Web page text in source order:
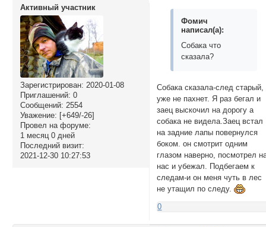
Активный участник
Зарегистрирован: 2020-01-08
Приглашений: 0
Сообщений: 2554
Уважение: [+649/-26]
Провел на форуме:
1 месяц 0 дней
Последний визит:
2021-12-30 10:27:53
Фомич
написал(а):
Собака что
сказала?
Собака сказала-след старый,
уже не пахнет. Я раз бегал и
заец выскочил на дорогу а
собака не видела.Заец встал
на задние лапы повернулся
боком. он смотрит одним
глазом наверно, посмотрел
нас и убежал. Подбегаем к
следам-и он меня чуть в лес
не утащил по следу.
0